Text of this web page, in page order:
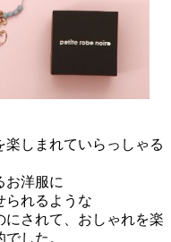
しまれていらっしゃる
お洋服に
られるような
にされて、おしゃれを楽
した。